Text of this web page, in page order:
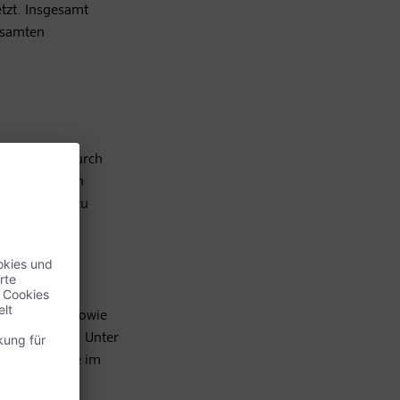
Insgesamt
durch
Lasten
Mobbing zu
des
Konzepte sowie
dankbar. Unter
Projekte im